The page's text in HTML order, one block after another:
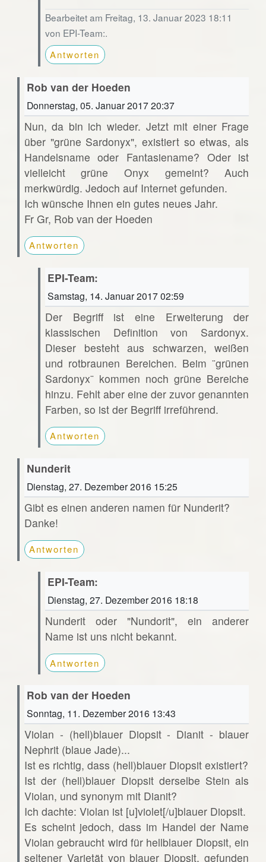
Bearbeitet am Freitag, 13. Januar 2023 18:11
von EPI-Team:.
Antworten
Rob van der Hoeden
Donnerstag, 05. Januar 2017 20:37
Nun, da bin ich wieder. Jetzt mit einer Frage
über "grüne Sardonyx", existiert so etwas, als
Handelsname oder Fantasiename? Oder ist
vielleicht grüne Onyx gemeint? Auch
merkwürdig. Jedoch auf Internet gefunden.
Ich wünsche Ihnen ein gutes neues Jahr.
Fr Gr, Rob van der Hoeden
Antworten
EPI-Team:
Samstag, 14. Januar 2017 02:59
Der Begriff ist eine Erweiterung der
klassischen Definition von Sardonyx.
Dieser besteht aus schwarzen, weißen
und rotbraunen Bereichen. Beim ¨grünen
Sardonyx¨ kommen noch grüne Bereiche
hinzu. Fehlt aber eine der zuvor genannten
Farben, so ist der Begriff irreführend.
Antworten
Nunderit
Dienstag, 27. Dezember 2016 15:25
Gibt es einen anderen namen für Nunderit?
Danke!
Antworten
EPI-Team:
Dienstag, 27. Dezember 2016 18:18
Nunderit oder "Nundorit", ein anderer
Name ist uns nicht bekannt.
Antworten
Rob van der Hoeden
Sonntag, 11. Dezember 2016 13:43
Violan - (hell)blauer Diopsit - Dianit - blauer
Nephrit (blaue Jade)...
Ist es richtig, dass (hell)blauer Diopsit existiert?
Ist der (hell)blauer Diopsit derselbe Stein als
Violan, und synonym mit Dianit?
Ich dachte: Violan ist [u]violet[/u]blauer Diopsit.
Es scheint jedoch, dass im Handel der Name
Violan gebraucht wird für hellblauer Diopsit, ein
seltener Varietät von blauer Diopsit, gefunden